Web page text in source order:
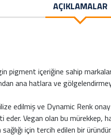
AÇIKLAMALAR
pigment içeriğine sahip
ana hatlara ve
edilmiş ve Dynamic Renk onay
eder. Vegan olan bu
için tercih edilen bir üründür.